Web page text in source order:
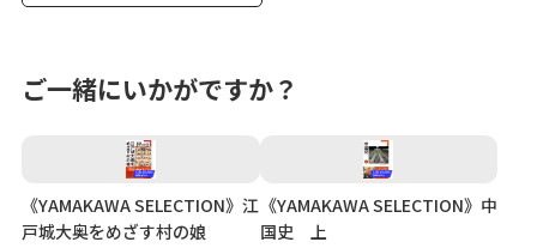
ご一緒にいかがですか？
《YAMAKAWA SELECTION》江
戸城大奥をめざす村の娘
《YAMAKAWA SELECTION》中
国史 上